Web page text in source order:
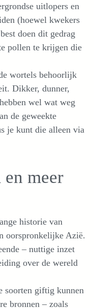
uitlopers en
(hoewel kwekers
doen dit gedrag
pollen te krijgen die
wortels behoorlijk
Dikker, dunner,
wel wat weg
de geweekte
je kunt die alleen via
en meer
historie van
oorspronkelijke Azië.
– nuttige inzet
over de wereld
soorten giftig kunnen
bronnen – zoals